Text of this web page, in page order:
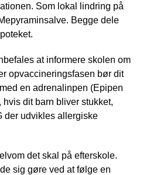
Som lokal lindring på
Begge dele
at informere skolen om
opvaccineringsfasen bør dit
en adrenalinpen (Epipen
dit barn bliver stukket,
der udvikles allergiske
det skal på efterskole.
sig gøre ved at følge en